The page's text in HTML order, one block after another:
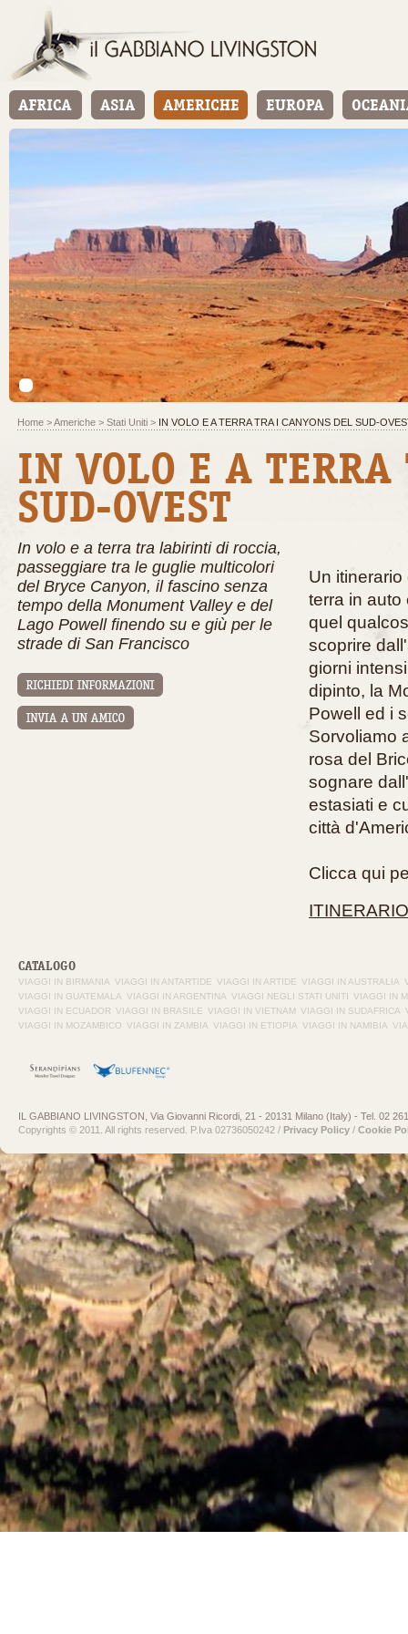
Home >Americhe > Stati Uniti > IN VOLO E A TERRA TRA I CANYONS DEL SUD-
IN VOLO E A
SUD-OVEST
In volo e a terra tra labirinti di roccia,
passeggiare tra le guglie multicolori
del Bryce Canyon, il fascino senza
tempo della Monument Valley e del
Lago Powell finendo su e giù per le
strade di San Francisco
Un
terra in auto
quel
scoprire
giorni
dipinto, la
Powell ed i
Sorvoliamo
rosa del
sognare
estasiati e
città
Clicca qui
CATALOGO
VIAGGI IN BIRMANIA VIAGGI IN ANTARTIDE VIAGGI IN ARTIDE VIAGGI IN AUSTRALIA
VIAGGI IN GUATEMALA VIAGGI IN ARGENTINA VIAGGI NEGLI STATI UNITI VIAGGI IN
VIAGGI IN ECUADOR VIAGGI IN BRASILE VIAGGI IN VIETNAM VIAGGI IN SUDAFRICA
VIAGGI IN MOZAMBICO VIAGGI IN ZAMBIA VIAGGI IN ETIOPIA VIAGGI IN NAMIBIA
IL GABBIANO LIVINGSTON, Via Giovanni Ricordi, 21 - 20131 Milano (Italy) - Tel. 02
Copyrights © 2011. All rights reserved. P.Iva 02736050242 / Privacy Policy / Cookie